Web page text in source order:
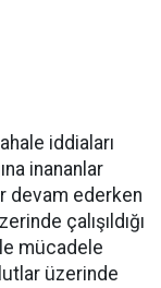
iddiaları
inananlar
devam ederken
çalışıldığı
mücadele
üzerinde